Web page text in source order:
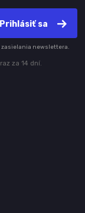
Prihlásiť sa
zasielania newslettera.
za 14 dní.